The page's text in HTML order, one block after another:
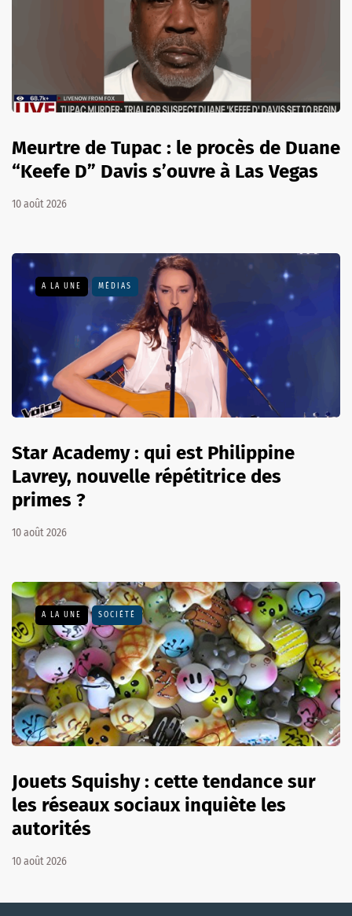
Meurtre de Tupac : le procès de Duane
“Keefe D” Davis s’ouvre à Las Vegas
10 août 2026
A LA UNE MÉDIAS
Star Academy : qui est Philippine
Lavrey, nouvelle répétitrice des
primes ?
10 août 2026
A LA UNE SOCIÉTÉ
Jouets Squishy : cette tendance sur
les réseaux sociaux inquiète les
autorités
10 août 2026